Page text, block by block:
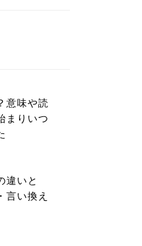
意味や読
まりいつ
違いと
言い換え